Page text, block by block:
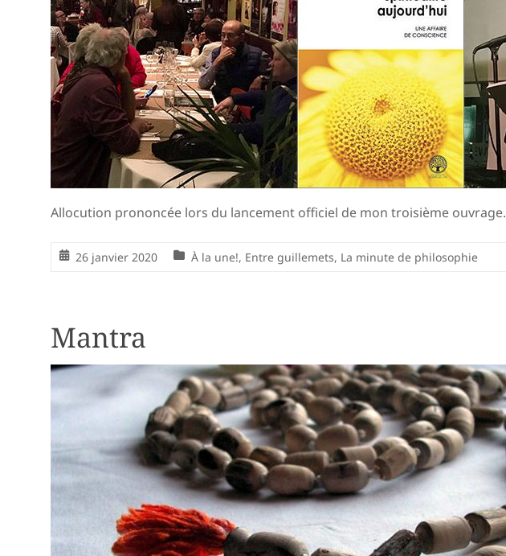
Allocution prononcée lors du lancement officiel de mon troisième ouvrage.
26 janvier 2020 À la une!, Entre guillemets, La minute de philosophie
Mantra